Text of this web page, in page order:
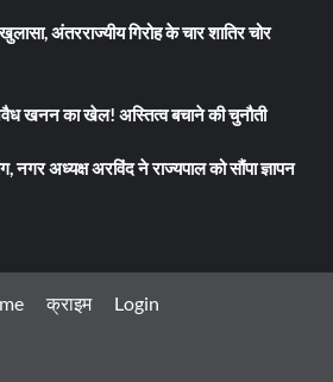
अंतरराज्यीय गिरोह के चार शातिर चोर
खनन का खेल! अस्तित्व बचाने की चुनौती
नगर अध्यक्ष अरविंद ने राज्यपाल को सौंपा ज्ञापन
क्राइम Login